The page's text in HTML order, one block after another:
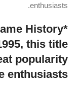
enthusiasts.
*Game History:*
this title
popularity
enthusiasts.